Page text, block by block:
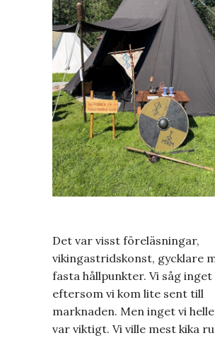
Det var visst föreläsningar,
vikingastridskonst, gycklare
fasta hållpunkter. Vi såg inget
eftersom vi kom lite sent till
marknaden. Men inget vi
var viktigt. Vi ville mest kika